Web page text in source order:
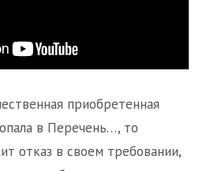
приобретенная
в Перечень…, то
отказ в своем требовании,